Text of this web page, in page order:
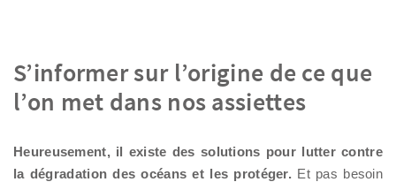
S’informer sur l’origine de ce que
l’on met dans nos assiettes
Heureusement, il existe des solutions pour lutter contre
la dégradation des océans et les protéger. Et pas besoin